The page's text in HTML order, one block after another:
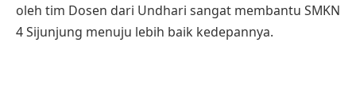
oleh tim Dosen dari Undhari sangat membantu SMKN
4 Sijunjung menuju lebih baik kedepannya.